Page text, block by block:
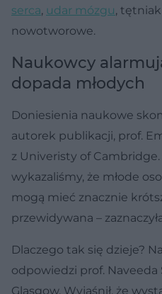
serca, udar mózgu,
nowotworowe.
Naukowcy
dopada młodych
Doniesienia naukowe
autorek publikacji, prof.
z Univeristy of
wykazaliśmy, że młode
mogą mieć znacznie
przewidywana –
Dlaczego tak się dzieje?
odpowiedzi prof. Naveeda
Glasgow. Wyjaśnił, że